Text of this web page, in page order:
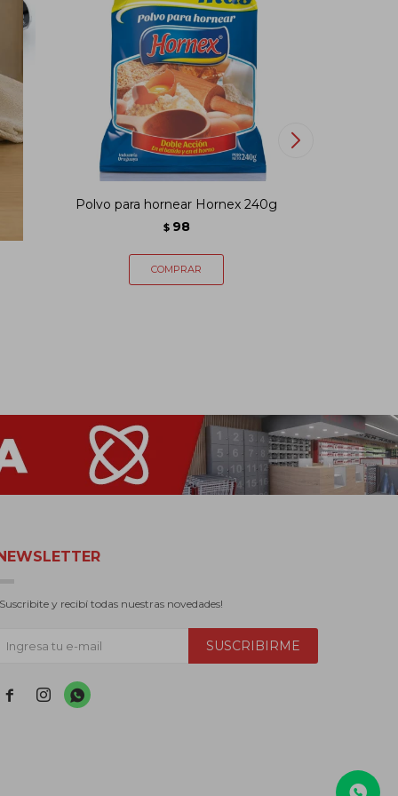
Polvo para hornear Hornex 240g
$ 98
y recibí todas nuestras novedades!
SUSCRIBIRME
  